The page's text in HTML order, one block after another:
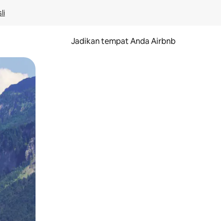
Jadikan tempat Anda Airbnb
menggeser.